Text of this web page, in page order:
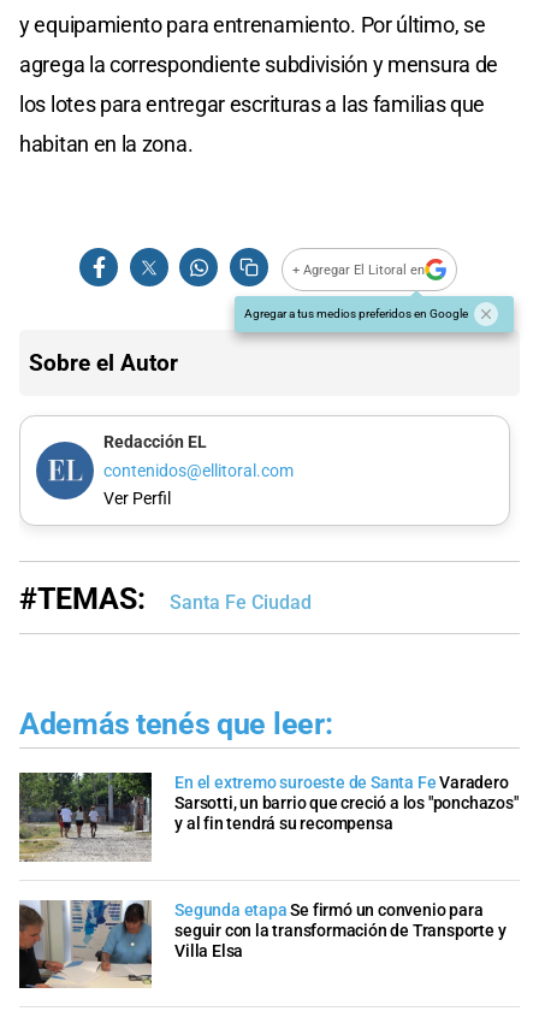
y equipamiento para entrenamiento. Por último, se
agrega la correspondiente subdivisión y mensura de
los lotes para entregar escrituras a las familias que
habitan en la zona.
+ Agregar El Litoral en
Agregar a tus medios preferidos en Google
Sobre el Autor
Redacción EL
contenidos@ellitoral.com
Ver Perfil
#TEMAS: Santa Fe Ciudad
Además tenés que leer:
En el extremo suroeste de Santa FeVaradero
Sarsotti, un barrio que creció a los "ponchazos"
y al fin tendrá su recompensa
Segunda etapaSe firmó un convenio para
seguir con la transformación de Transporte y
Villa Elsa